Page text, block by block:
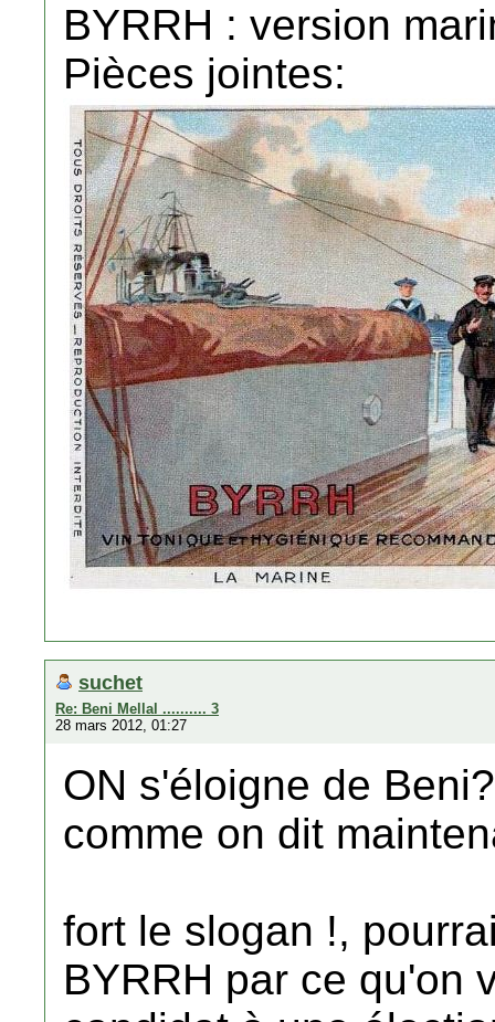
BYRRH : version
Pièces jointes:
suchet
Re: Beni Mellal .......... 3
28 mars 2012, 01:27
ON s'éloigne de
comme on dit
fort le slogan !,
BYRRH par ce qu'on